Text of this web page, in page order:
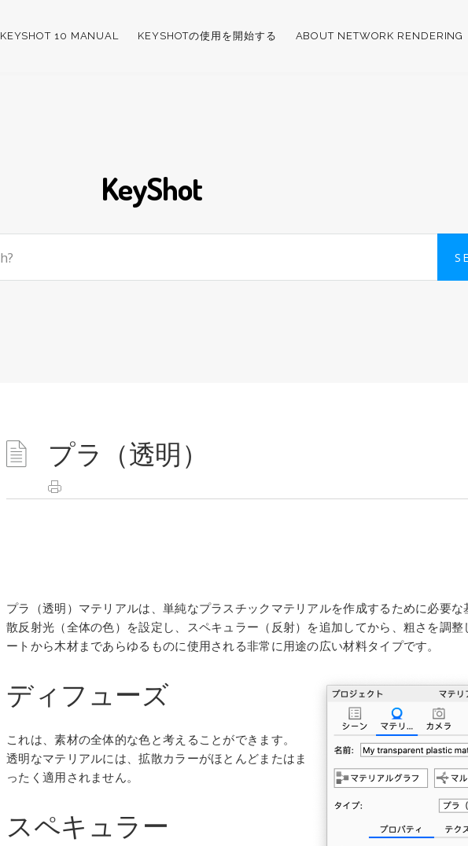
KEYSHOT 10 MANUAL KEYSHOTの使用を開始する ABOUT NETWORK RENDERING
KeyShot
プラ（透明）
プラ（透明）マテリアルは、単純なプラスチックマテリアルを作成するために必要な
散反射光（全体の色）を設定し、スペキュラー（反射）を追加してから、粗さを調整
ートから木材まであらゆるものに使用される非常に用途の広い材料タイプです。
ディフューズ
これは、素材の全体的な色と考えることができます。
透明なマテリアルには、拡散カラーがほとんどまたはま
ったく適用されません。
スペキュラー